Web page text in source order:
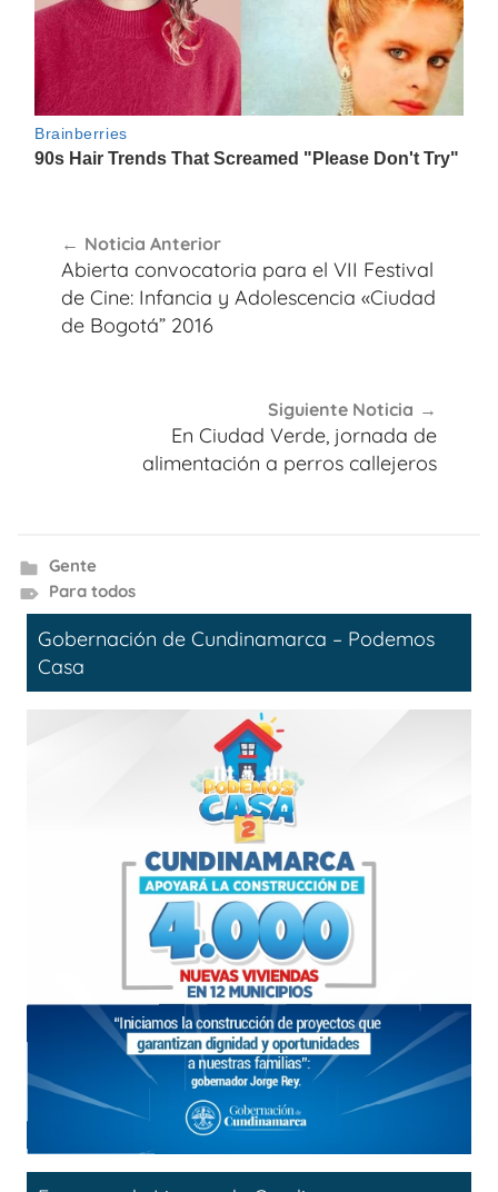
de
entradas
Noticia Anterior
Abierta convocatoria para el VII Festival
de Cine: Infancia y Adolescencia «Ciudad
de Bogotá” 2016
Siguiente Noticia
En Ciudad Verde, jornada de
alimentación a perros callejeros
Gente
Para todos
Gobernación de Cundinamarca – Podemos
Casa